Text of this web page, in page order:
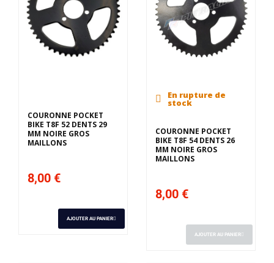
COURONNE POCKET
BIKE T8F 52 DENTS 29
MM NOIRE GROS
MAILLONS
8,00 €
AJOUTER AU PANIER
En rupture de
stock
COURONNE POCKET
BIKE T8F 54 DENTS 26
MM NOIRE GROS
MAILLONS
8,00 €
AJOUTER AU PANIER